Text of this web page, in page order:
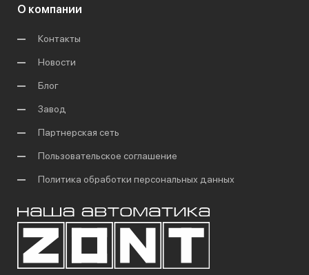
О компании
Контакты
Новости
Блог
Завод
Партнерская сеть
Пользовательское соглашение
Политика обработки персональных данных